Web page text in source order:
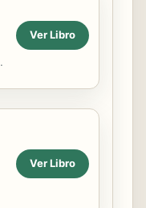
Ver Libro
Ver Libro